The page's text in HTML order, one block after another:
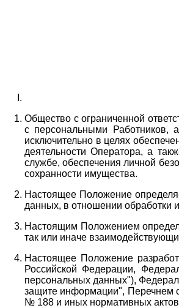
Общество с ограниченной
с персональными Работников,
исключительно в целях
деятельности Оператора,а
службе, обеспечения личной
сохранности имущества.
Настоящее Положение
данных, в отношении обработки
Настоящим Положением
так или иначе
Настоящее Положение
Российской Федерации,
персональных данных"),
защите информации", Перечнем
№ 188 и иных нормативных